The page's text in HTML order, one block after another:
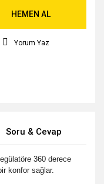
HEMEN AL
Yorum Yaz
Soru & Cevap
360 derece
konfor sağlar.